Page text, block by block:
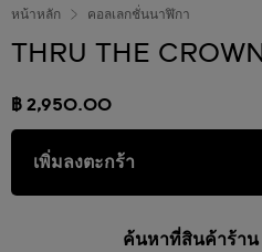
หน้าหลัก คอลเลกชั่นนาฬิกา
THRU THE
฿ 2,950.00
เพิ่มลงตะกร้า
ค้นหาที่สินค้าร้าน